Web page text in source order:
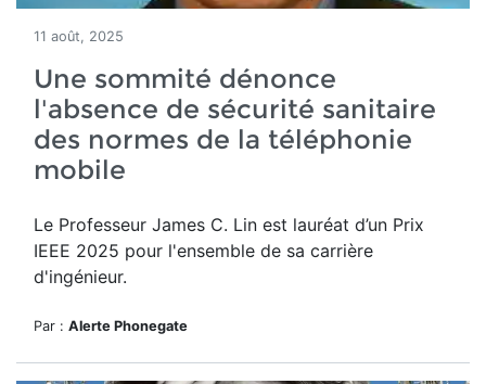
11 août, 2025
Une sommité dénonce
l'absence de sécurité sanitaire
des normes de la téléphonie
mobile
Le Professeur James C. Lin est lauréat d’un Prix
IEEE 2025 pour l'ensemble de sa carrière
d'ingénieur.
Par : Alerte Phonegate